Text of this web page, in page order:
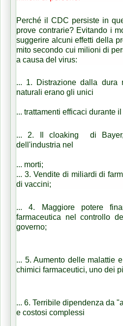
Perché il CDC persiste in
prove contrarie? Evitando i
suggerire alcuni effetti della
mito secondo cui milioni di
a causa del virus:
... 1. Distrazione dalla dura
naturali erano gli unici
... trattamenti efficaci durante il
... 2. Il cloaking di
dell'industria nel
... morti;
... 3. Vendite di miliardi di
di vaccini;
... 4. Maggiore potere
farmaceutica nel controllo
governo;
... 5. Aumento delle malattie
chimici farmaceutici, uno dei
... 6. Terribile dipendenza da
e costosi complessi